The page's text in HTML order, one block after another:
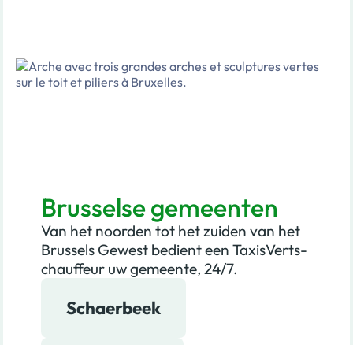
Brusselse gemeenten
Van het noorden tot het zuiden van het
Brussels Gewest bedient een TaxisVerts-
chauffeur uw gemeente, 24/7.
Schaerbeek